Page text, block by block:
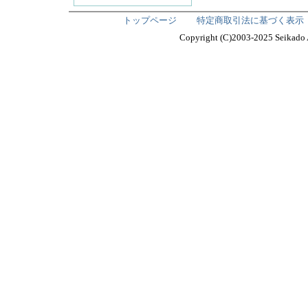
トップページ
特定商取引法に基づく表示
Copyright (C)2003-2025